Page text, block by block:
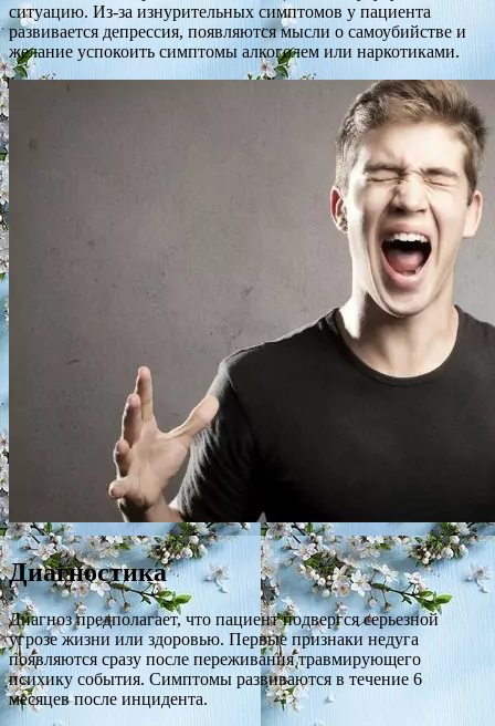
ситуацию. Из-за изнурительных симптомов у пациента
развивается депрессия, появляются мысли о самоубийстве и
желание успокоить симптомы алкоголем или наркотиками.
Диагностика
Диагноз предполагает, что пациент подвергся серьезной
угрозе жизни или здоровью. Первые признаки недуга
появляются сразу после переживания травмирующего
психику события. Симптомы развиваются в течение 6
месяцев после инцидента.